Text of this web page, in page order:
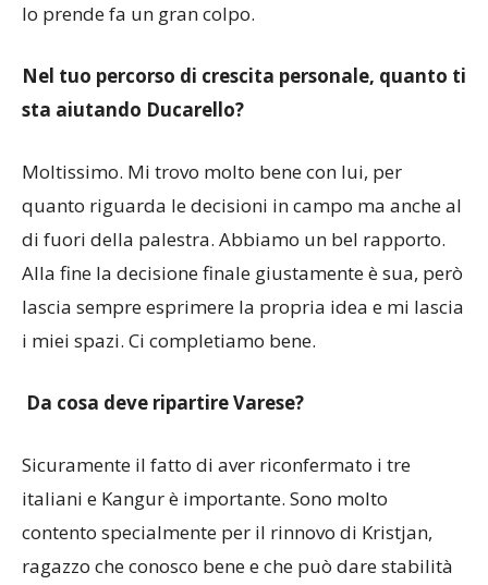
sta aiutando Ducarello?
quanto riguarda le decisioni in campo ma anche al
di fuori della palestra. Abbiamo un bel rapporto.
Alla fine la decisione finale giustamente è sua, però
lascia sempre esprimere la propria idea e mi lascia
i miei spazi. Ci completiamo bene.
italiani e Kangur è importante. Sono molto
contento specialmente per il rinnovo di Kristjan,
ragazzo che conosco bene e che può dare stabilità
sia in campo sia negli spogliatoi. Adesso è